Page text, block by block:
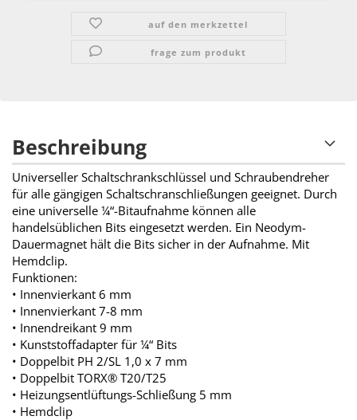
auf den merkzettel
frage zum produkt
Beschreibung
Universeller Schaltschrankschlüssel und Schraubendreher
für alle gängigen Schaltschranschließungen geeignet. Durch
eine universelle ¼“-Bitaufnahme können alle
handelsüblichen Bits eingesetzt werden. Ein Neodym-
Dauermagnet hält die Bits sicher in der Aufnahme. Mit
Hemdclip.
Funktionen:
• Innenvierkant 6 mm
• Innenvierkant 7-8 mm
• Innendreikant 9 mm
• Kunststoffadapter für ¼“ Bits
• Doppelbit PH 2/SL 1,0 x 7 mm
• Doppelbit TORX® T20/T25
• Heizungsentlüftungs-Schließung 5 mm
• Hemdclip